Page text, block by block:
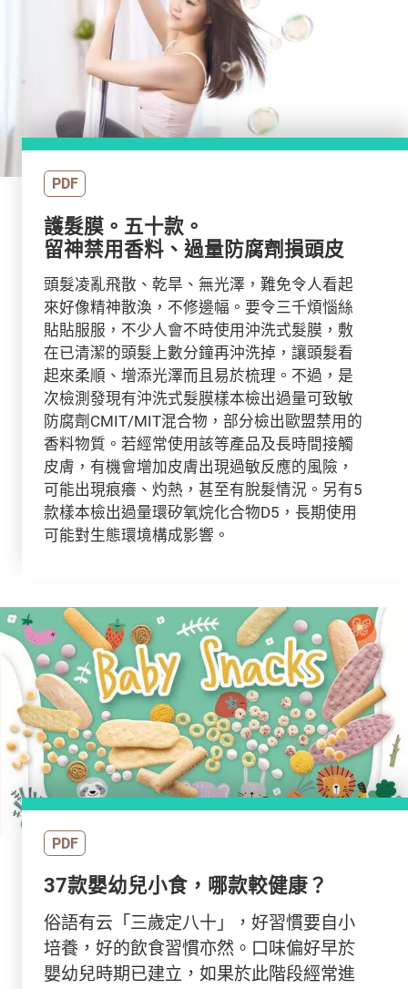
PDF
護髮膜。五十款。
留神禁用香料、過量防腐劑損頭皮
頭髮凌亂飛散、乾旱、無光澤，難免令人看起
來好像精神散渙，不修邊幅。要令三千煩惱絲
貼貼服服，不少人會不時使用沖洗式髮膜，敷
在已清潔的頭髮上數分鐘再沖洗掉，讓頭髮看
起來柔順、增添光澤而且易於梳理。不過，是
次檢測發現有沖洗式髮膜樣本檢出過量可致敏
防腐劑CMIT/MIT混合物，部分檢出歐盟禁用的
香料物質。若經常使用該等產品及長時間接觸
皮膚，有機會增加皮膚出現過敏反應的風險，
可能出現痕癢、灼熱，甚至有脫髮情況。另有5
款樣本檢出過量環矽氧烷化合物D5，長期使用
可能對生態環境構成影響。
PDF
37款嬰幼兒小食，哪款較健康？
俗語有云「三歲定八十」，好習慣要自小
培養，好的飲食習慣亦然。口味偏好早於
嬰幼兒時期已建立，如果於此階段經常進